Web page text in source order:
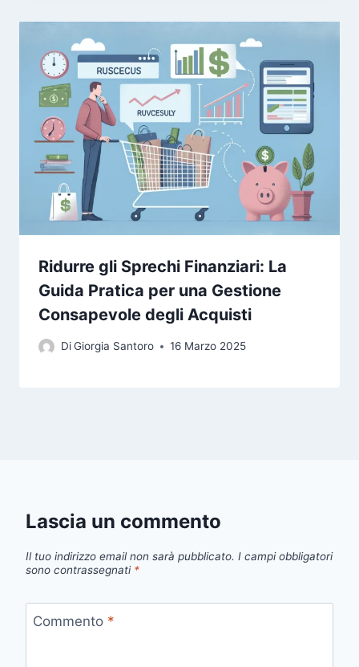
Ridurre gli Sprechi Finanziari: La
Guida Pratica per una Gestione
Consapevole degli Acquisti
DiGiorgia Santoro 16 Marzo 2025
Lascia un commento
Il tuo indirizzo email non sarà pubblicato. I campi obbligatori
sono contrassegnati *
Commento *